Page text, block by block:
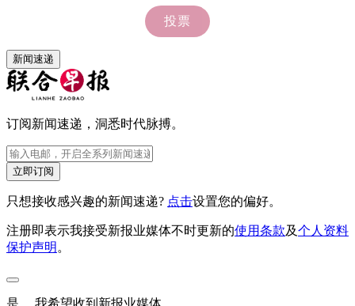
新闻速递
订阅新闻速递，洞悉时代脉搏。
立即订阅
只想接收感兴趣的新闻速递? 点击设置您的偏好。
注册即表示我接受新报业媒体不时更新的使用条款及个人资料
保护声明 。
是， 我希望收到新报业媒体